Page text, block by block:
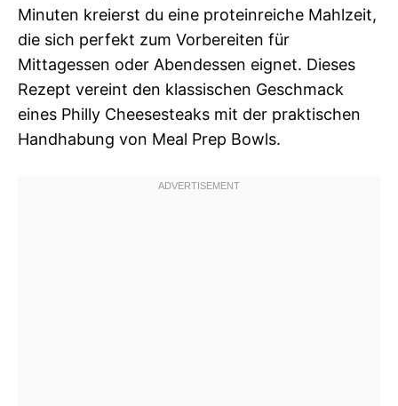
Minuten kreierst du eine proteinreiche Mahlzeit,
die sich perfekt zum Vorbereiten für
Mittagessen oder Abendessen eignet. Dieses
Rezept vereint den klassischen Geschmack
eines Philly Cheesesteaks mit der praktischen
Handhabung von Meal Prep Bowls.